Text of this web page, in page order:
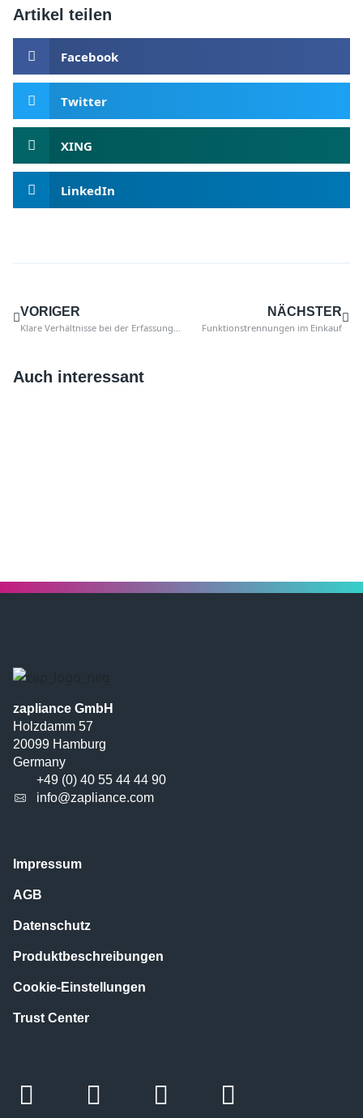
Artikel teilen
Facebook
Twitter
XING
LinkedIn
VORIGER
Klare Verhältnisse bei der Erfassung der Inventur
NÄCHSTER
Funktionstrennungen im Einkauf
Auch interessant
zapliance GmbH
Holzdamm 57
20099 Hamburg
Germany
+49 (0) 40 55 44 44 90
info@zapliance.com
Impressum
AGB
Datenschutz
Produktbeschreibungen
Cookie-Einstellungen
Trust Center